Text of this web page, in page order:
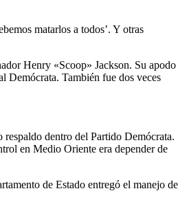
matarlos a todos’. Y otras
Henry «Scoop» Jackson. Su apodo
Demócrata. También fue dos veces
dentro del Partido Demócrata.
en Medio Oriente era depender de
de Estado entregó el manejo de